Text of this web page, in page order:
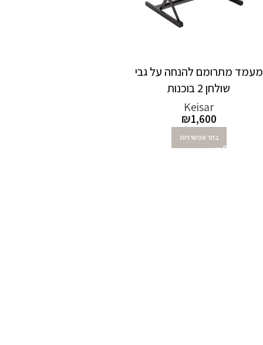
מעמד מתרומם להנחה על גבי
שולחן 2 בוכנות
Keisar
₪1,600
בחר אפשרויות